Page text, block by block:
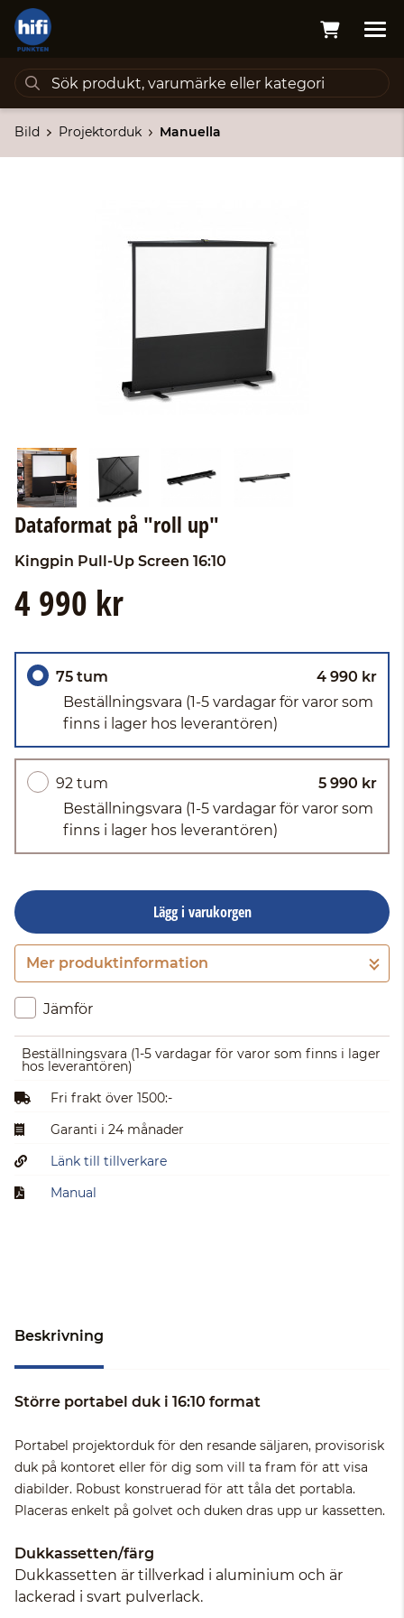
Bild Projektorduk Manuella
Dataformat på "roll up"
Kingpin Pull-Up Screen 16:10
4 990 kr
75 tum
4 990 kr
Beställningsvara (1-5 vardagar för varor som
finns i lager hos leverantören)
92 tum
5 990 kr
Beställningsvara (1-5 vardagar för varor som
finns i lager hos leverantören)
Lägg i varukorgen
Gå till kassan
Mer produktinformation
Jämför
Beställningsvara (1-5 vardagar för varor som finns i lager
hos leverantören)
Fri frakt över 1500:-
Garanti i 24 månader
Länk till tillverkare
Manual
Beskrivning
Större portabel duk i 16:10 format
Portabel projektorduk för den resande säljaren, provisorisk
duk på kontoret eller för dig som vill ta fram för att visa
diabilder. Robust konstruerad för att tåla det portabla.
Placeras enkelt på golvet och duken dras upp ur kassetten.
Dukkassetten/färg
Dukkassetten är tillverkad i aluminium och är
lackerad i svart pulverlack.